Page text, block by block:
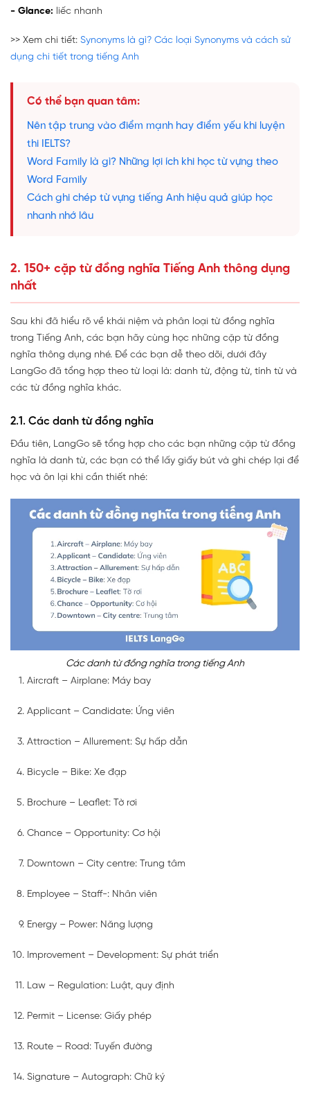
- Glance: liếc nhanh
>> Xem chi tiết: Synonyms là gì? Các loại Synonyms và cách sử
dụng chi tiết trong tiếng Anh
Có thể bạn quan tâm:
Nên tập trung vào điểm mạnh hay điểm yếu khi luyện
thi IELTS?
Word Family là gì? Những lợi ích khi học từ vựng theo
Word Family
Cách ghi chép từ vựng tiếng Anh hiệu quả giúp học
nhanh nhớ lâu
2. 150+ cặp từ đồng nghĩa Tiếng Anh thông dụng
nhất
Sau khi đã hiểu rõ về khái niệm và phân loại từ đồng nghĩa
trong Tiếng Anh, các bạn hãy cùng học những cặp từ đồng
nghĩa thông dụng nhé. Để các bạn dễ theo dõi, dưới đây
LangGo đã tổng hợp theo từ loại là: danh từ, động từ, tính từ và
các từ đồng nghĩa khác.
2.1. Các danh từ đồng nghĩa
Đầu tiên, LangGo sẽ tổng hợp cho các bạn những cặp từ đồng
nghĩa là danh từ, các bạn có thể lấy giấy bút và ghi chép lại để
học và ôn lại khi cần thiết nhé:
Các danh từ đồng nghĩa trong tiếng Anh
Aircraft – Airplane: Máy bay
Applicant – Candidate: Ứng viên
Attraction – Allurement: Sự hấp dẫn
Bicycle – Bike: Xe đạp
Brochure – Leaflet: Tờ rơi
Chance – Opportunity: Cơ hội
Downtown – City centre: Trung tâm
Employee – Staff-: Nhân viên
Energy – Power: Năng lượng
Improvement – Development: Sự phát triển
Law – Regulation: Luật, quy định
Permit – License: Giấy phép
Route – Road: Tuyến đường
Signature – Autograph: Chữ ký